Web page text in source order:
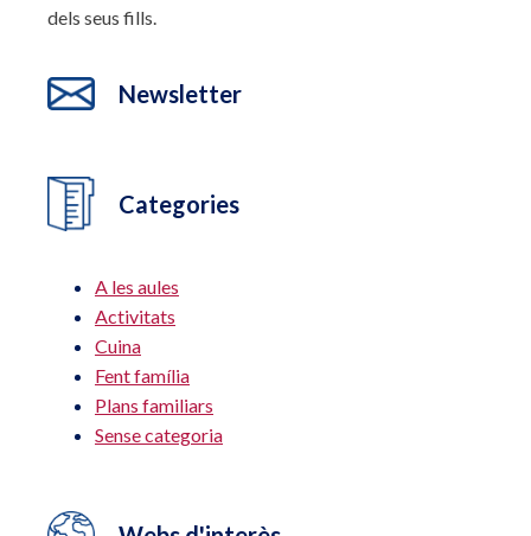
dels seus fills.
Newsletter
Categories
A les aules
Activitats
Cuina
Fent família
Plans familiars
Sense categoria